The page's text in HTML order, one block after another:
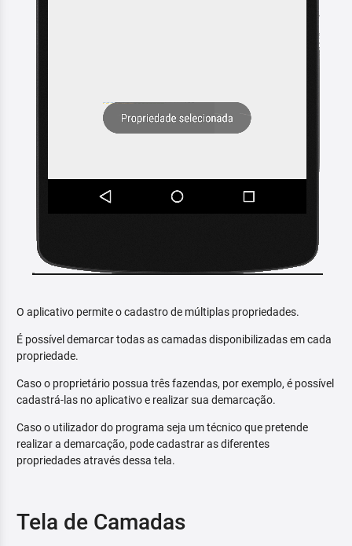
O aplicativo permite o cadastro de múltiplas propriedades.
É possível demarcar todas as camadas disponibilizadas em cada
propriedade.
Caso o proprietário possua três fazendas, por exemplo, é possível
cadastrá-las no aplicativo e realizar sua demarcação.
Caso o utilizador do programa seja um técnico que pretende
realizar a demarcação, pode cadastrar as diferentes
propriedades através dessa tela.
Tela de Camadas